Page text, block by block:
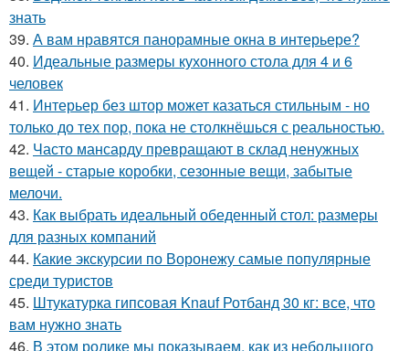
знать
39. А вам нравятся панорамные окна в интерьере?
40. Идеальные размеры кухонного стола для 4 и 6
человек
41. Интерьер без штор может казаться стильным - но
только до тех пор, пока не столкнёшься с реальностью.
42. Часто мансарду превращают в склад ненужных
вещей - старые коробки, сезонные вещи, забытые
мелочи.
43. Как выбрать идеальный обеденный стол: размеры
для разных компаний
44. Какие экскурсии по Воронежу самые популярные
среди туристов
45. Штукатурка гипсовая Knauf Ротбанд 30 кг: все, что
вам нужно знать
46. В этом ролике мы показываем, как из небольшого